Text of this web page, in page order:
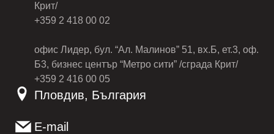
Крит/
+359 2 418 00 02
офис Лидер, бул. “Ал. Малинов” 51, вх.Б, ет.3, оф.
Б3, бизнес център “Метро сити” /сграда Крит/
+359 2 416 00 05
Пловдив, България
E-mail